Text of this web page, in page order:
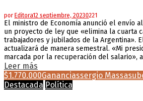
porEditora12 septiembre, 20230221
El ministro de Economía anunció el envío
un proyecto de ley que «elimina la cuarta
trabajadores y jubilados de la Argentina».
actualizará de manera semestral. «Mi
marcada por la recuperación del salario»,
Leer más
$1.770.000Gananciassergio Massa
Destacada Política